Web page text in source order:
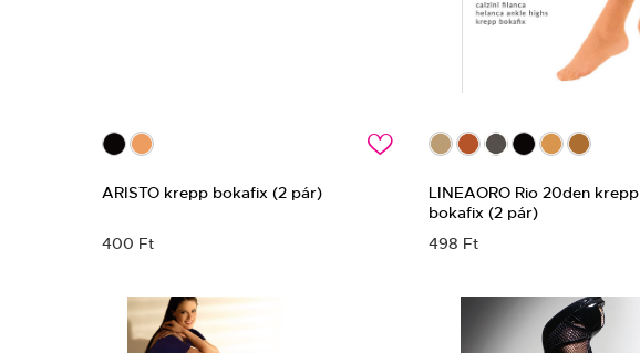
c
ARISTO krepp bokafix (2 pár)
400 Ft
LINEAORO Rio 20den krepp
bokafix (2 pár)
498 Ft